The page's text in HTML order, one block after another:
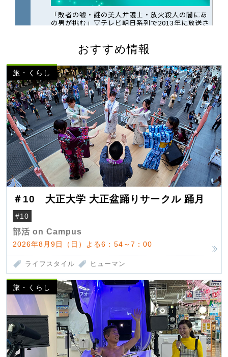
おすすめ情報
旅・くらし
＃10 大正大学 大正盆踊りサークル 踊月
#10
部活 on Campus
2026年8月9日（日）よる6：54～7：00
ライフスタイル ヒューマン
旅・くらし